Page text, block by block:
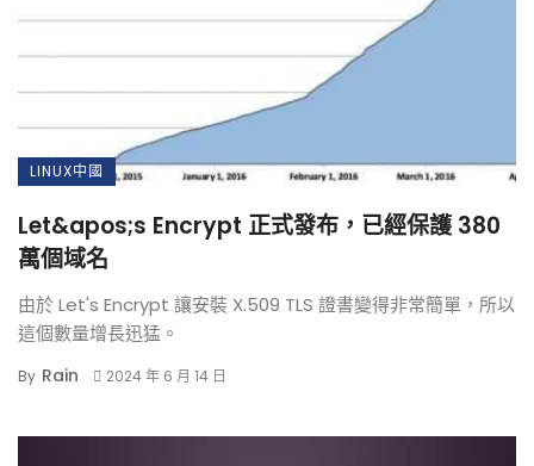
LINUX中國
Let&apos;s Encrypt 正式發布，已經保護 380
萬個域名
由於 Let's Encrypt 讓安裝 X.509 TLS 證書變得非常簡單，所以
這個數量增長迅猛。
By Rain 2024 年 6 月 14 日